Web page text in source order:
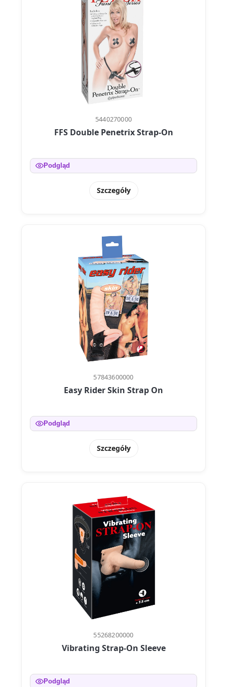
5440270000
FFS Double Penetrix Strap-On
Podgląd
Szczegóły
57843600000
Easy Rider Skin Strap On
Podgląd
Szczegóły
55268200000
Vibrating Strap-On Sleeve
Podgląd